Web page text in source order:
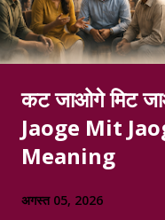
कट जाओगे मिट
Jaoge Mit
Meaning
अगस्त 05, 2026